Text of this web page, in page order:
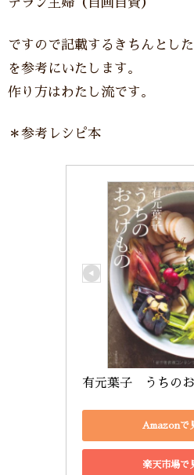
ですので記載するきちんとし
を参考にいたします。
作り方はわたし流です。
＊参考レシピ本
有元葉子　うちの
Amazonで
楽天市場で